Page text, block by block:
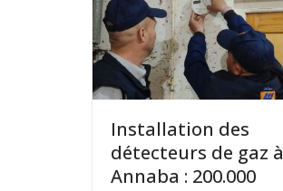
Installation des
détecteurs de gaz à
Annaba : 200.000